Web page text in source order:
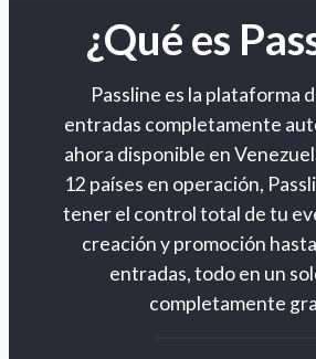
¿Qué es
Passline es la plataforma
entradas completamente
ahora disponible en
12 países en operación,
tener el control total de tu
creación y promoción
entradas, todo en un
completamente